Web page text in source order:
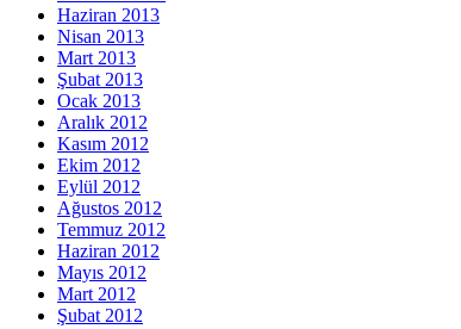
Haziran 2013
Nisan 2013
Mart 2013
Şubat 2013
Ocak 2013
Aralık 2012
Kasım 2012
Ekim 2012
Eylül 2012
Ağustos 2012
Temmuz 2012
Haziran 2012
Mayıs 2012
Mart 2012
Şubat 2012